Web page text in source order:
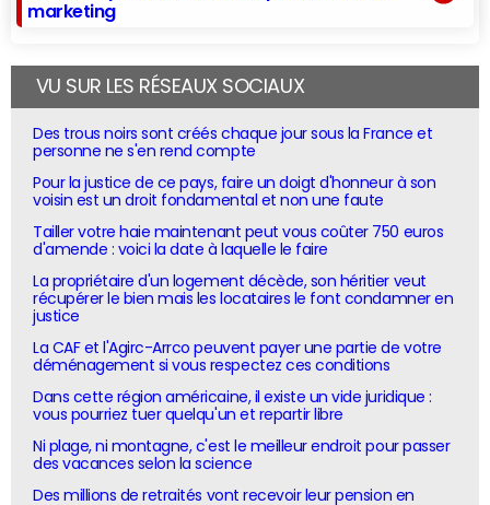
marketing
VU SUR LES RÉSEAUX SOCIAUX
Des trous noirs sont créés chaque jour sous la France et
personne ne s'en rend compte
Pour la justice de ce pays, faire un doigt d'honneur à son
voisin est un droit fondamental et non une faute
Tailler votre haie maintenant peut vous coûter 750 euros
d'amende : voici la date à laquelle le faire
La propriétaire d'un logement décède, son héritier veut
récupérer le bien mais les locataires le font condamner en
justice
La CAF et l'Agirc-Arrco peuvent payer une partie de votre
déménagement si vous respectez ces conditions
Dans cette région américaine, il existe un vide juridique :
vous pourriez tuer quelqu'un et repartir libre
Ni plage, ni montagne, c'est le meilleur endroit pour passer
des vacances selon la science
Des millions de retraités vont recevoir leur pension en